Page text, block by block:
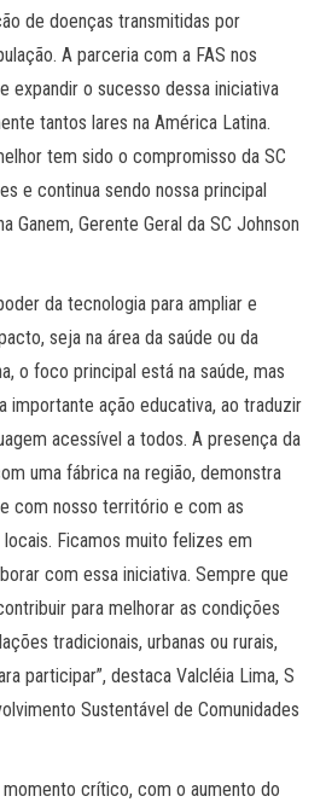
de doenças transmitidas por
A parceria com a FAS nos
expandir o sucesso dessa iniciativa
tantos lares na América Latina.
tem sido o compromisso da SC
e continua sendo nossa principal
Ganem, Gerente Geral da SC Johnson
da tecnologia para ampliar e
seja na área da saúde ou da
o foco principal está na saúde, mas
importante ação educativa, ao traduzir
acessível a todos. A presença da
uma fábrica na região, demonstra
com nosso território e com as
Ficamos muito felizes em
com essa iniciativa. Sempre que
para melhorar as condições
tradicionais, urbanas ou rurais,
participar”, destaca Valcléia Lima, ​S​​​
Sustentável de Comunidades
crítico, com o aumento do